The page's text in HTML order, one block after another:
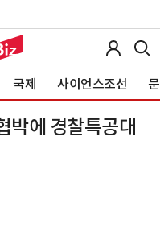
국제 사이언스조선
박에 경찰특공대